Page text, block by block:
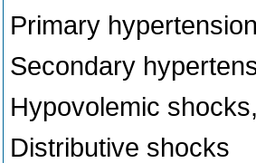
Primary hypertension
Secondary
Hypovolemic
Distributive shocks